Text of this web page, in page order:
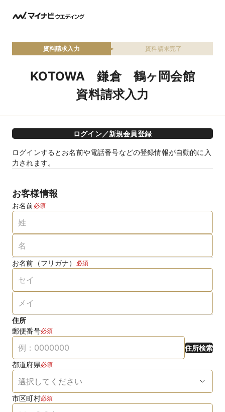
資料請求入力 資料請求完了
KOTOWA 鎌倉 鶴ヶ岡会館
資料請求入力
ログイン／新規会員登録
ログインするとお名前や電話番号などの登録情報が自動的に入
力されます。
お客様情報
お名前必須
お名前（フリガナ） 必須
住所
郵便番号必須
住所検索
都道府県必須
市区町村必須